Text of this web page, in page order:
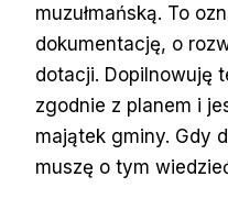
muzułmańską. To
dokumentację, o
dotacji. Dopilnowuję
zgodnie z planem i
majątek gminy. Gdy
muszę o tym